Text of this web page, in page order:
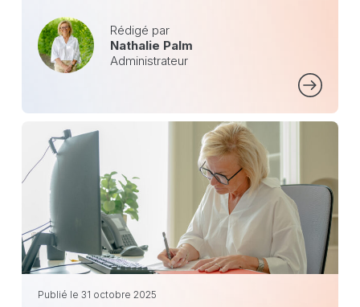
Rédigé par
Nathalie Palm
Administrateur
Publié le 31 octobre 2025